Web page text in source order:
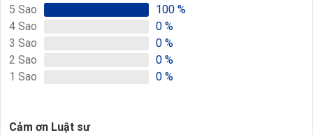
5 Sao 100 %
4 Sao 0 %
3 Sao 0 %
2 Sao 0 %
1 Sao 0 %
Cảm ơn Luật sư